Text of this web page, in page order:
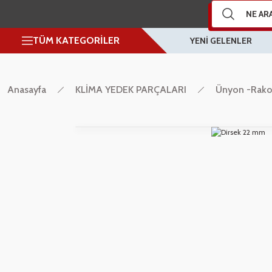
TÜM KATEGORİLER YENİ GELENLER
Anasayfa KLİMA YEDEK PARÇALARI Ünyon -